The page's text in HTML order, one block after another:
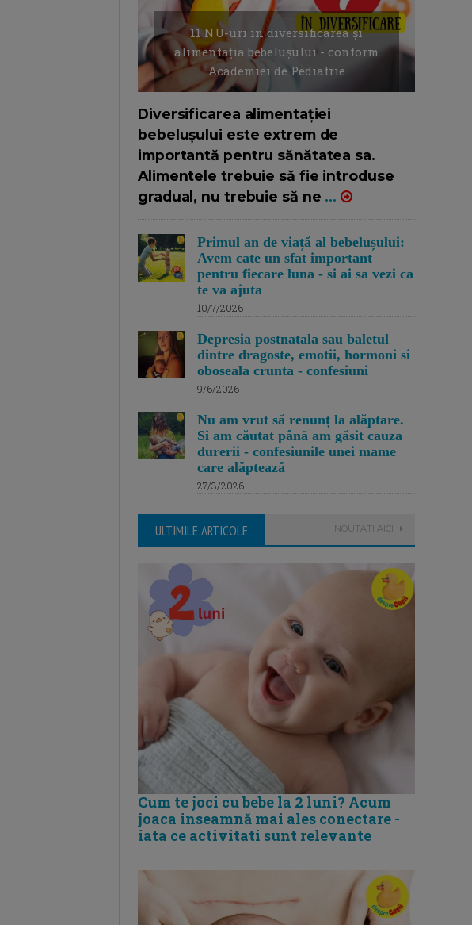
11 NU-uri in diversificarea și
alimentația bebelușului - conform
Academiei de Pediatrie
Diversificarea alimentației
bebelușului este extrem de
importantă pentru sănătatea sa.
Alimentele trebuie să fie introduse
gradual, nu trebuie să ne ...
Primul an de viață al bebelușului:
Avem cate un sfat important
pentru fiecare luna - si ai sa vezi ca
te va ajuta
10/7/2026
Depresia postnatala sau baletul
dintre dragoste, emotii, hormoni si
oboseala crunta - confesiuni
9/6/2026
Nu am vrut să renunț la alăptare.
Si am căutat până am găsit cauza
durerii - confesiunile unei mame
care alăptează
27/3/2026
ULTIMILE ARTICOLE NOUTATI AICI
Cum te joci cu bebe la 2 luni? Acum
joaca inseamnă mai ales conectare -
iata ce activitati sunt relevante